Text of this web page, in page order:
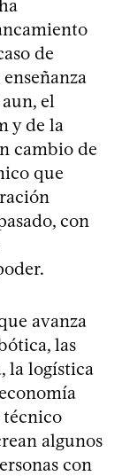
de
el
y de la
cambio de
que
con
avanza
las
la logística
algunos
con